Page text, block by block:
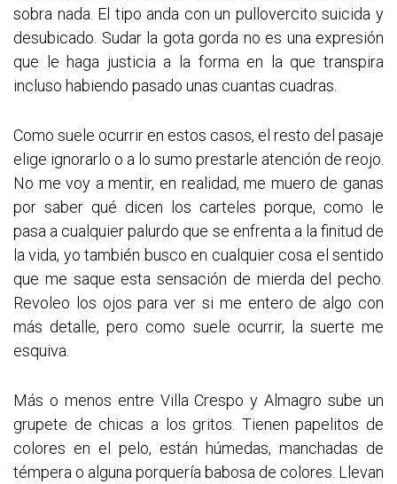
sobra nada. El tipo anda con un pullovercito suicida y
desubicado. Sudar la gota gorda no es una expresión
que le haga justicia a la forma en la que transpira
incluso habiendo pasado unas cuantas cuadras.
Como suele ocurrir en estos casos, el resto del pasaje
elige ignorarlo o a lo sumo prestarle atención de reojo.
No me voy a mentir, en realidad, me muero de ganas
por saber qué dicen los carteles porque, como le
pasa a cualquier palurdo que se enfrenta a la finitud de
la vida, yo también busco en cualquier cosa el sentido
que me saque esta sensación de mierda del pecho.
Revoleo los ojos para ver si me entero de algo con
más detalle, pero como suele ocurrir, la suerte me
esquiva.
Más o menos entre Villa Crespo y Almagro sube un
grupete de chicas a los gritos. Tienen papelitos de
colores en el pelo, están húmedas, manchadas de
témpera o alguna porquería babosa de colores. Llevan